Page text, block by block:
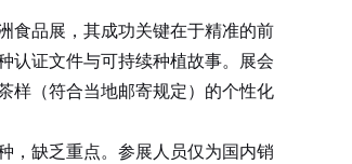
食品展，其成功关键在于精准的前
认证文件与可持续种植故事。展会
样（符合当地邮寄规定）的个性化
缺乏重点。参展人员仅为国内销